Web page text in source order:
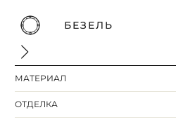
БЕЗЕЛЬ
МАТЕРИАЛ
ОТДЕЛКА